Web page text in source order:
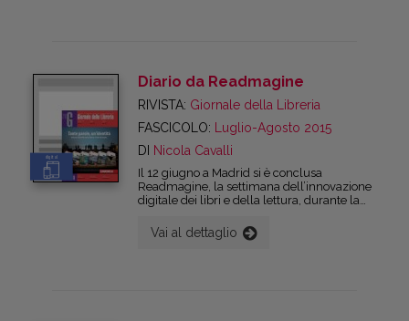
conferenza organizzata da Aie ci saranno
dunque le molteplici possibilità offerte dalla
tecnologia per comunicare e vendere i
digital
Diario da Readmagine
RIVISTA: Giornale della Libreria
FASCICOLO:
Luglio-Agosto 2015
DI
Nicola Cavalli
Il 12 giugno a Madrid si è conclusa
Readmagine, la settimana dell’innovazione
digitale dei libri e della lettura, durante la
digitale hanno avuto la possibilità di
dialogare sulle novità del settore. La
Vai al dettaglio